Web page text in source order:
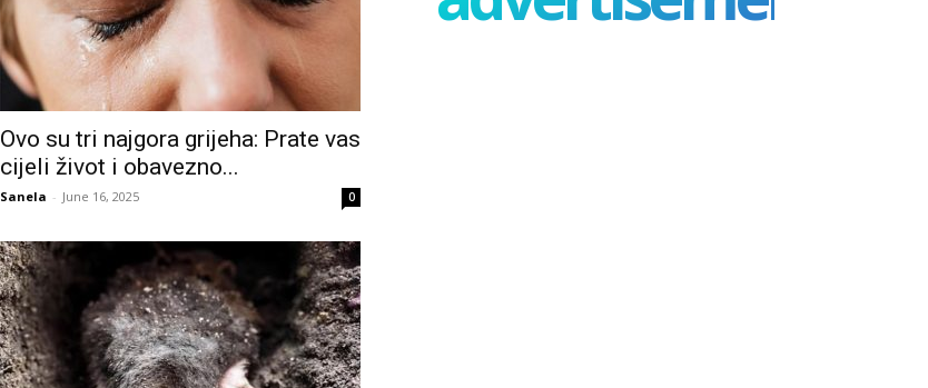
Ovo su tri najgora grijeha: Prate vas
cijeli život i obavezno...
Sanela - June 16, 2025 0